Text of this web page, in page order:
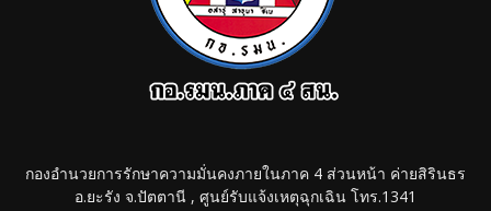
กองอำนวยการรักษาความมั่นคงภายในภาค 4 ส่วนหน้า ค่ายสิรินธร
อ.ยะรัง จ.ปัตตานี , ศูนย์รับแจ้งเหตุฉุกเฉิน โทร.1341